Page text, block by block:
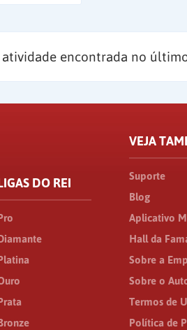
encontrada no
DO REI
VEJA
Suporte
Blog
Aplicativo
Hall da
Sobre a
Sobre o
Termos de
Política de